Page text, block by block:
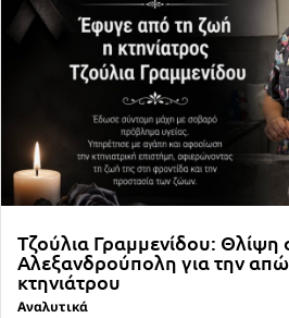
Τζούλια Γραμμενίδου: Θλίψη
Αλεξανδρούπολη για την
κτηνιάτρου
Αναλυτικά